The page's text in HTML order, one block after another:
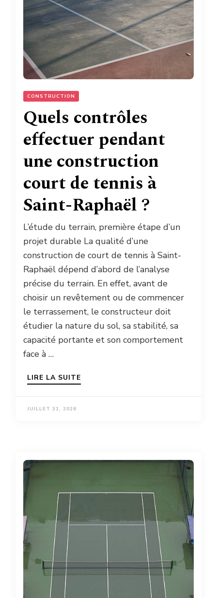
CONSTRUCTION
Quels contrôles
effectuer pendant
une construction
court de tennis à
Saint-Raphaël ?
L’étude du terrain, première étape d’un
projet durable La qualité d’une
construction de court de tennis à Saint-
Raphaël dépend d’abord de l’analyse
précise du terrain. En effet, avant de
choisir un revêtement ou de commencer
le terrassement, le constructeur doit
étudier la nature du sol, sa stabilité, sa
capacité portante et son comportement
face à …
LIRE LA SUITE
JUILLET 31, 2026